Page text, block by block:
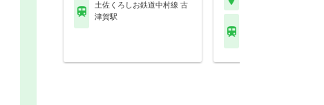
土佐くろしお鉄道中村線 古
津賀駅